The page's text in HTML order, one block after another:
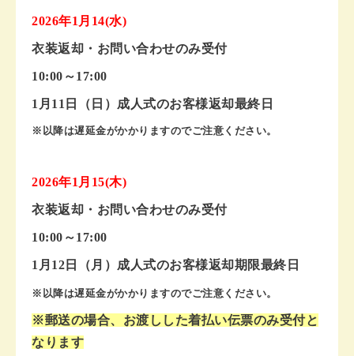
2026年1月14(水)
衣装返却・お問い合わせのみ受付
10:00～17:00
1月11日（日）成人式のお客様返却最終日
※以降は遅延金がかかりますのでご注意ください。
2026年1月15(木)
衣装返却・お問い合わせのみ受付
10:00～17:00
1月12日（月）成人式のお客様返却期限最終日
※以降は遅延金がかかりますのでご注意ください。
※郵送の場合、お渡しした着払い伝票のみ受付と
なります